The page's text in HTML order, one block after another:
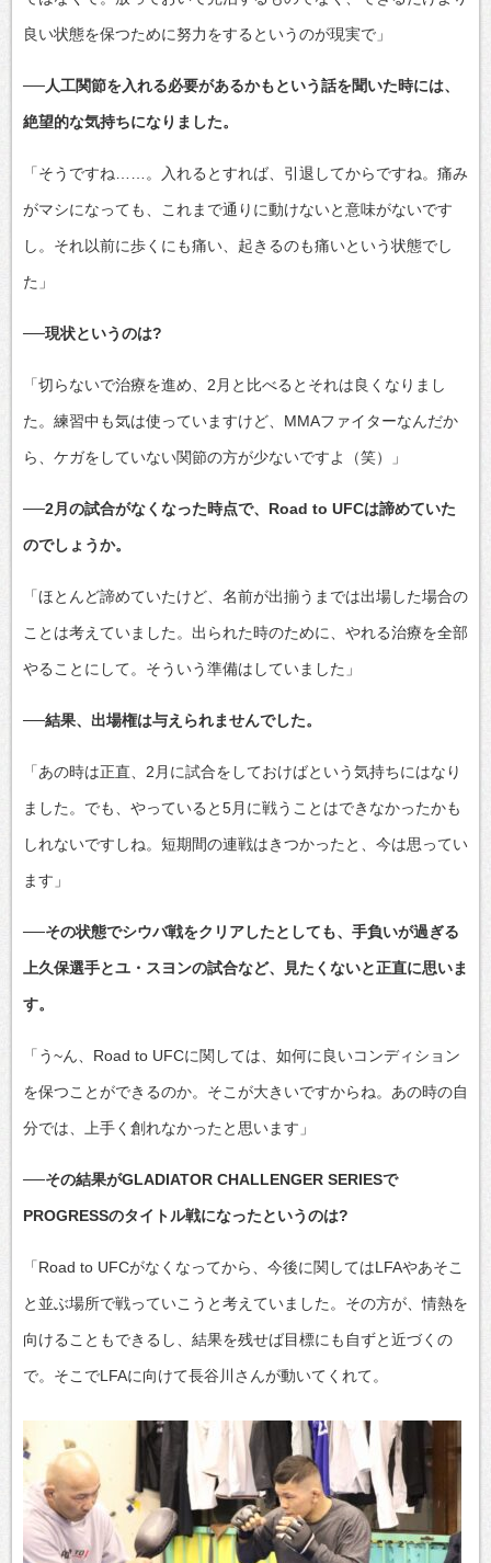
良い状態を保つために努力をするというのが現実で」
──人工関節を入れる必要があるかもという話を聞いた時には、
絶望的な気持ちになりました。
「そうですね……。入れるとすれば、引退してからですね。痛み
がマシになっても、これまで通りに動けないと意味がないです
し。それ以前に歩くにも痛い、起きるのも痛いという状態でし
た」
──現状というのは?
「切らないで治療を進め、2月と比べるとそれは良くなりまし
た。練習中も気は使っていますけど、MMAファイターなんだか
ら、ケガをしていない関節の方が少ないですよ（笑）」
──2月の試合がなくなった時点で、Road to UFCは諦めていた
のでしょうか。
「ほとんど諦めていたけど、名前が出揃うまでは出場した場合の
ことは考えていました。出られた時のために、やれる治療を全部
やることにして。そういう準備はしていました」
──結果、出場権は与えられませんでした。
「あの時は正直、2月に試合をしておけばという気持ちにはなり
ました。でも、やっていると5月に戦うことはできなかったかも
しれないですしね。短期間の連戦はきつかったと、今は思ってい
ます」
──その状態でシウバ戦をクリアしたとしても、手負いが過ぎる
上久保選手とユ・スヨンの試合など、見たくないと正直に思いま
す。
「う~ん、Road to UFCに関しては、如何に良いコンディション
を保つことができるのか。そこが大きいですからね。あの時の自
分では、上手く創れなかったと思います」
──その結果がGLADIATOR CHALLENGER SERIESで
PROGRESSのタイトル戦になったというのは?
「Road to UFCがなくなってから、今後に関してはLFAやあそこ
と並ぶ場所で戦っていこうと考えていました。その方が、情熱を
向けることもできるし、結果を残せば目標にも自ずと近づくの
で。そこでLFAに向けて長谷川さんが動いてくれて。